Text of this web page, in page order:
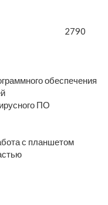
2790
обеспечения
ПО
с планшетом